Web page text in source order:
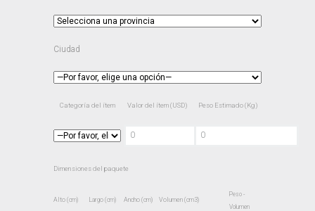
Ciudad
Categoría del ítem Valor del ítem (USD) Peso Estimado (Kg)
Dimensiones del paquete
Alto (cm) Largo (cm) Ancho (cm) Volumen (cm3)
Peso -
Volumen